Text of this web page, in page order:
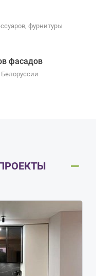
фурнитуры
фасадов